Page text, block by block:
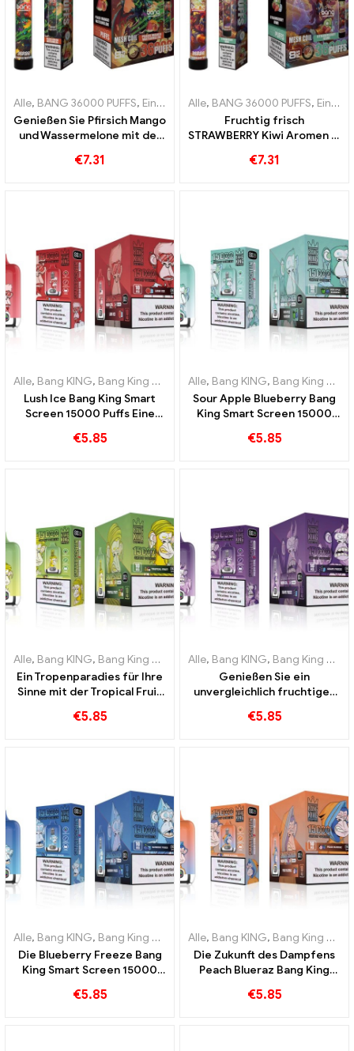
Alle, BANG 36000 PUFFS, Einweg E-Zigaretten ,Einweg-E-
Genießen Sie Pfirsich Mango
und Wassermelone mit der
E-Zigarette und Mesh Coil
€7.31
Alle, BANG 36000 PUFFS, Einweg E-Zigaretten
Fruchtig frisch
STRAWBERRY Kiwi Aromen in
Puffs Einweg-E-Zigarette
€7.31
Alle, Bang KING, Bang King Smart Screen 15000 Puff ,Einweg-E-
Lush Ice Bang King Smart
Screen 15000 Puffs Eine
Mischung aus Wassermelone
€5.85
Alle, Bang KING, Bang King Smart Screen 15000 Puff
Sour Apple Blueberry Bang
King Smart Screen 15000
Dampferlebnis voller
€5.85
Alle, Bang KING, Bang King Smart Screen 15000 Puff ,Einweg-E-
Ein Tropenparadies für Ihre
Sinne mit der Tropical Fruit
15000 Puff
€5.85
Alle, Bang KING, Bang King Smart Screen 15000 Puff
Genießen Sie ein
unvergleichlich fruchtiges
€5.85
Alle, Bang KING, Bang King Smart Screen 15000 Puff ,Einweg-E-
Die Blueberry Freeze Bang
King Smart Screen 15000
€5.85
Alle, Bang KING, Bang King Smart Screen 15000 Puff
Die Zukunft des Dampfens
Peach Blueraz Bang King
€5.85